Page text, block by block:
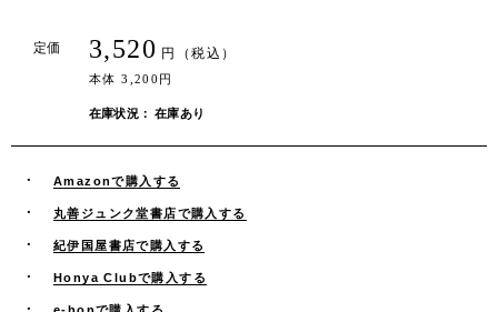
定価 3,520 円（税込）
本体 3,200円
在庫状況： 在庫あり
Amazonで購入する
丸善ジュンク堂書店で購入する
紀伊国屋書店で購入する
Honya Clubで購入する